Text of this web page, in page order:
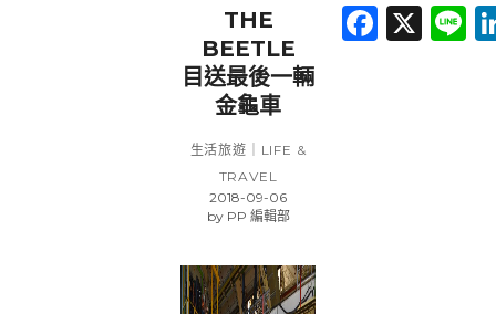
THE
BEETLE
目送最後一輛
金龜車
生活旅遊｜LIFE &
TRAVEL
2018-09-06
byPP 編輯部
X